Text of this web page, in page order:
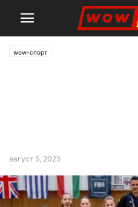
wow-спорт
август 5, 2025